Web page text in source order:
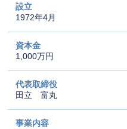
設立
1972年4月
資本金
1,000万円
代表取締役
田立 富丸
事業内容